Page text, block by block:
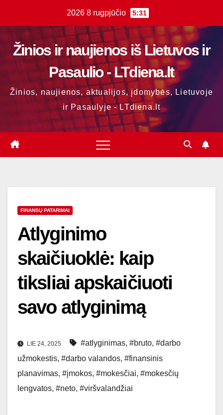
content
2026 8 rugpjūčio 5:31
Žinios ir naujienos iš Lietuvos ir
Pasaulio - LTdiena.lt
Žinios, naujienos, aktualijos, įdomybės, Lietuvoje
ir Pasaulyje - LTdiena.lt
FINANSŲ PATARIMAI
Atlyginimo
skaičiuoklė: kaip
tiksliai apskaičiuoti
savo atlyginimą
LIE 24, 2025 #atlyginimas, #bruto, #darbo
užmokestis, #darbo valandos, #finansinis
planavimas, #įmokos, #mokesčiai, #mokesčių
lengvatos, #neto, #viršvalandžiai